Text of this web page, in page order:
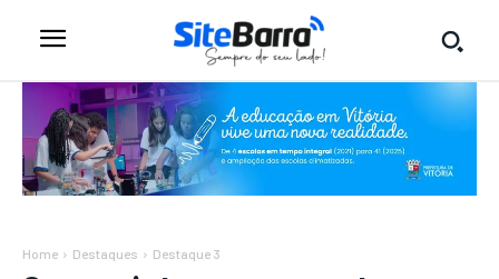
Home Destaques Destaque 3